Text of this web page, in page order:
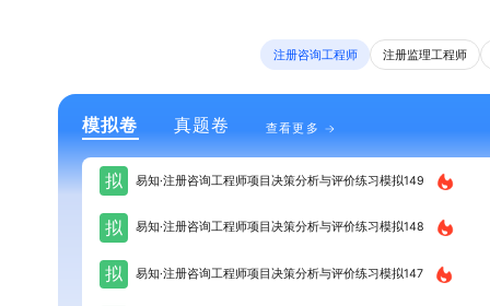
注册咨询工程师 注册监理工程师
模拟卷 真题卷 查看更多
拟 易知·注册咨询工程师项目决策分析与评价练习模拟149
拟 易知·注册咨询工程师项目决策分析与评价练习模拟148
拟 易知·注册咨询工程师项目决策分析与评价练习模拟147